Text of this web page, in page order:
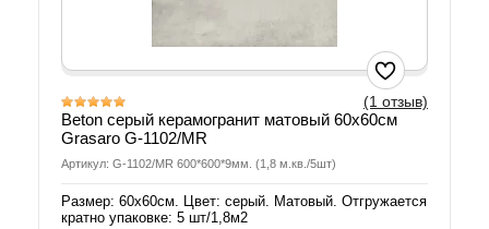
(1 отзыв)
Beton серый керамогранит матовый 60х60см
Grasaro G-1102/MR
Артикул: G-1102/MR 600*600*9мм. (1,8 м.кв./5шт)
Размер: 60х60см. Цвет: серый. Матовый. Отгружается
кратно упаковке: 5 шт/1,8м2